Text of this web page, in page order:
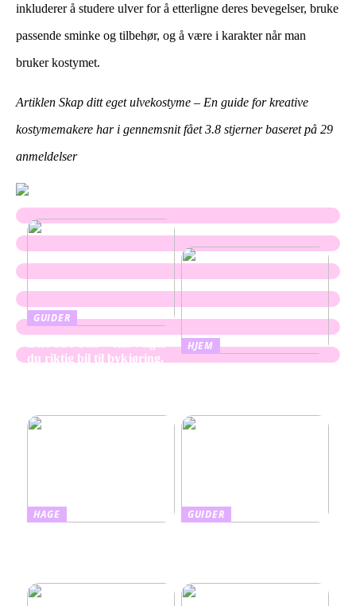
inkluderer å studere ulver for å etterligne deres bevegelser, bruke
passende sminke og tilbehør, og å være i karakter når man
bruker kostymet.
Artiklen Skap ditt eget ulvekostyme – En guide for kreative
kostymemakere har i gennemsnit fået3.8 stjerner baseret på 29
anmeldelser
GUIDER
du riktig bil til bykjøring,
HJEM
HAGE
GUIDER